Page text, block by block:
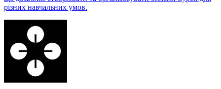
різних навчальних умов.